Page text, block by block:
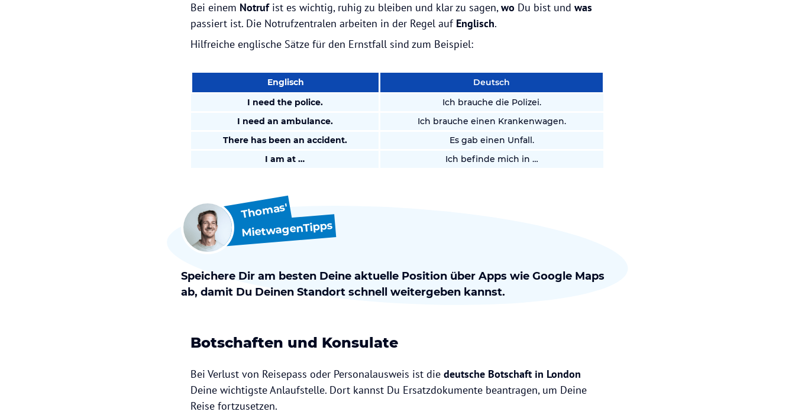
Bei einem Notrufist es wichtig, ruhig zu bleiben und klar zu sagen,wo Du bist und was
passiert ist. Die Notrufzentralen arbeiten in der Regel auf Englisch.
Hilfreiche englische Sätze für den Ernstfall sind zum Beispiel:
Englisch
Deutsch
I need the police.
Ich brauche die Polizei.
I need an ambulance.
Ich brauche einen Krankenwagen.
There has been an accident.
Es gab einen Unfall.
I am at …
Ich befinde mich in …
Thomas'
MietwagenTipps
Speichere Dir am besten Deine aktuelle Position über Apps wie Google Maps
ab, damit Du Deinen Standort schnell weitergeben kannst.
Botschaften und Konsulate
Bei Verlust von Reisepass oder Personalausweis ist die deutsche Botschaft in London
Deine wichtigste Anlaufstelle. Dort kannst Du Ersatzdokumente beantragen, um Deine
Reise fortzusetzen.